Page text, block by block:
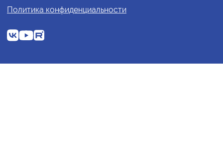
Политика конфиденциальности